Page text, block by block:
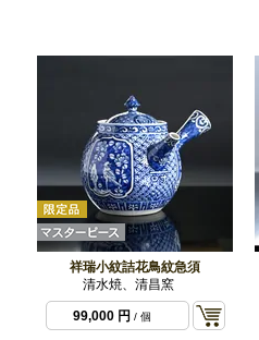
祥瑞小紋詰花鳥紋急須
清水焼、清昌窯
99,000 円 / 個